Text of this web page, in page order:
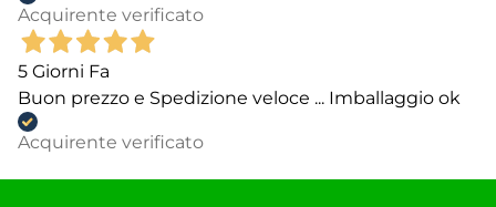
Acquirente verificato
5 Giorni Fa
Buon prezzo e Spedizione veloce ... Imballaggio ok
Acquirente verificato